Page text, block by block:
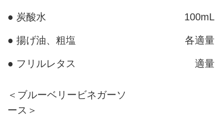
● 炭酸水 100mL
● 揚げ油、粗塩 各適量
● フリルレタス 適量
＜ブルーベリービネガーソ
ース＞